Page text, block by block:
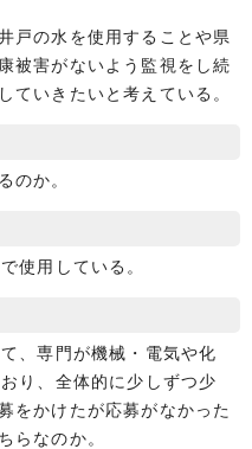
戸の水を使用することや県
被害がないよう監視をし続
ていきたいと考えている。
のか。
使用している。
、専門が機械・電気や化
り、全体的に少しずつ少
をかけたが応募がなかった
らなのか。